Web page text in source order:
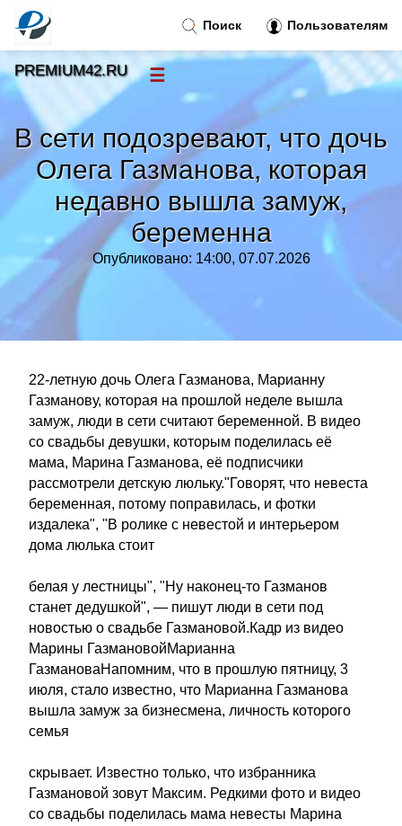
В сети подозревают, что дочь
Олега Газманова, которая
недавно вышла замуж,
беременна
Опубликовано: 14:00, 07.07.2026
22-летную дочь Олега Газманова, Марианну
Газманову, которая на прошлой неделе вышла
замуж, люди в сети считают беременной. В видео
со свадьбы девушки, которым поделилась её
мама, Марина Газманова, её подписчики
рассмотрели детскую люльку."Говорят, что невеста
беременная, потому поправилась, и фотки
издалека", "В ролике с невестой и интерьером
дома люлька стоит
белая у лестницы", "Ну наконец-то Газманов
станет дедушкой", — пишут люди в сети под
новостью о свадьбе Газмановой.Кадр из видео
Марины ГазмановойМарианна
ГазмановаНапомним, что в прошлую пятницу, 3
июля, стало известно, что Марианна Газманова
вышла замуж за бизнесмена, личность которого
семья
скрывает. Известно только, что избранника
Газмановой зовут Максим. Редкими фото и видео
со свадьбы поделилась мама невесты Марина
Поиск Пользователям
PREMIUM42.RU ☰
Тренды новостей »
Рубрики»
Правила »